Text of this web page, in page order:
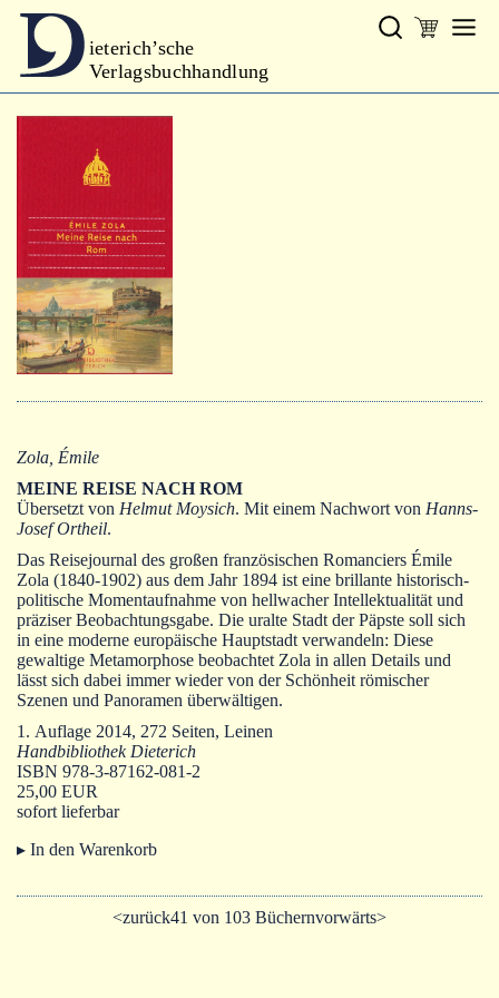
ieterich’sche
Verlagsbuchhandlung
Handbibliothek Dieterich
Bibliophilia
Autoren
Zola, Émile
MEINE REISE NACH ROM
Übersetzt von Helmut Moysich. Mit einem Nachwort von Hanns-
Josef Ortheil.
Das Reisejournal des großen französischen Romanciers Émile
Zola (1840-1902) aus dem Jahr 1894 ist eine brillante historisch-
politische Momentaufnahme von hellwacher Intellektualität und
präziser Beobachtungsgabe. Die uralte Stadt der Päpste soll sich
in eine moderne europäische Hauptstadt verwandeln: Diese
gewaltige Metamorphose beobachtet Zola in allen Details und
lässt sich dabei immer wieder von der Schönheit römischer
Szenen und Panoramen überwältigen.
1. Auflage 2014, 272 Seiten, Leinen
Handbibliothek Dieterich
ISBN 978-3-87162-081-2
25,00 EUR
sofort lieferbar
▸ In den Warenkorb
<zurück41 von 103 Büchernvorwärts>